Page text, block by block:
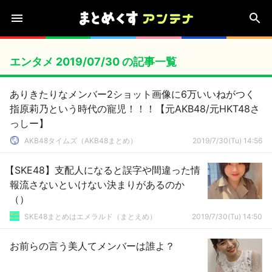
エンタメ 2019/07/30 の記事一覧
ありきたりなメンバー2ショット画像に6万いいねがつく
指原莉乃という時代の寵児！！！【元AKB48/元HKT48さ
っしー】
AKB48タイムズ（AKB48まとめ） 2019/7/30(Tu) 14:56
【SKE48】支配人になると誤字や間違った情
報流さないといけない決まりがあるのか
（）
SKE48まとめはエメラルド（まとえめ） 2019/7/30(Tu) 14:50
お前らの言う美人てメンバーは誰よ？